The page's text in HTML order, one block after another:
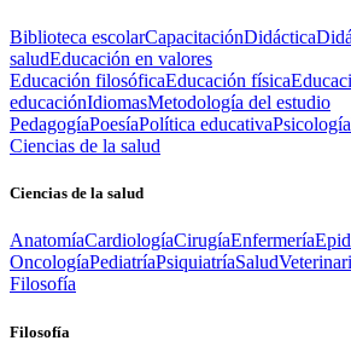
Biblioteca escolarCapacitaciónDidáctica
saludEducación en valores
Educación filosóficaEducación física
educaciónIdiomasMetodología del estudio
PedagogíaPoesíaPolítica educativaPsicología
Ciencias de la salud
Ciencias de la salud
AnatomíaCardiologíaCirugíaEnfermería
OncologíaPediatríaPsiquiatríaSalud
Filosofía
Filosofía